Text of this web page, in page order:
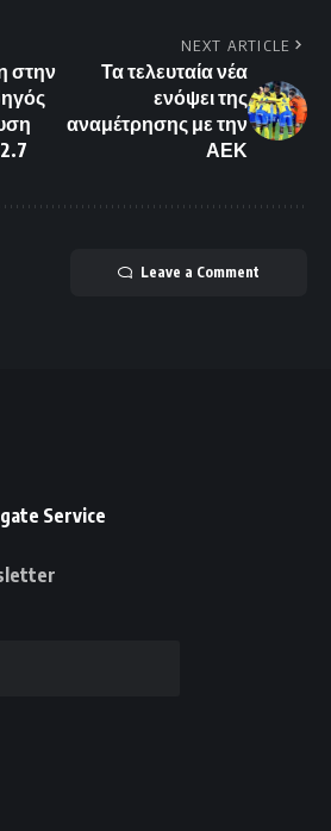
στην
NEXT ARTICLE
Τα τελευταία νέα
ενόψει της
αναμέτρησης με την
ΑΕΚ
Leave a Comment
Service